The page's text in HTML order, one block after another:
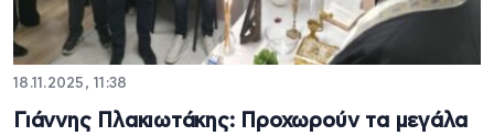
18.11.2025, 11:38
Γιάννης Πλακιωτάκης: Προχωρούν τα μεγάλα